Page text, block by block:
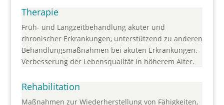
Therapie
Früh- und Langzeitbehandlung akuter und
chronischer Erkrankungen, unterstützend zu anderen
Behandlungsmaßnahmen bei akuten Erkrankungen.
Verbesserung der Lebensqualität in höherem Alter.
Rehabilitation
Maßnahmen zur Wiederherstellung von Fähigkeiten,